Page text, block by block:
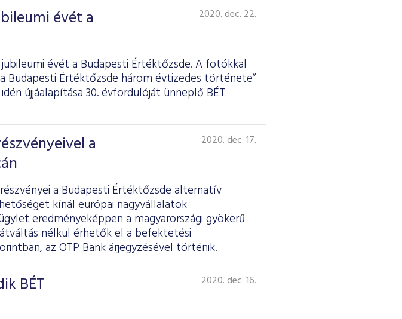
évét a
2020. dec. 22.
évét a Budapesti Értéktőzsde. A fotókkal
Budapesti Értéktőzsde három évtizedes története”
újjáalapítása 30. évfordulóját ünneplő BÉT
a
2020. dec. 17.
a Budapesti Értéktőzsde alternatív
kínál európai nagyvállalatok
eredményeképpen a magyarországi gyökerű
nélkül érhetők el a befektetési
az OTP Bank árjegyzésével történik.
BÉT
2020. dec. 16.